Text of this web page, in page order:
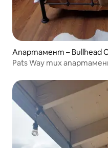
Апартамент – Bullhead
Pats Way тих